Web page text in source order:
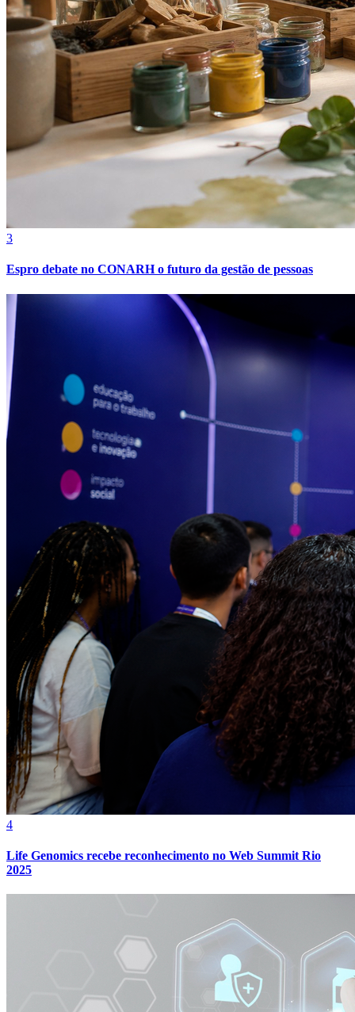
Atlético-MG
3
Espro debate no CONARH o futuro da gestão de pessoas
4
Life Genomics recebe reconhecimento no Web Summit Rio
2025